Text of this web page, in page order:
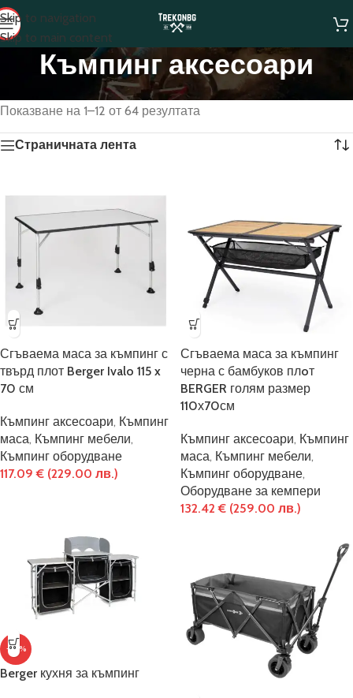
Skip to navigation
Skip to main content
Къмпинг аксесоари
Къмпинг аксесоари
Показване на 1–12 от 64 резултата
Страничната лента
Сгъваема маса за къмпинг с
твърд плот Berger Ivalo 115 x
70 см
Къмпинг аксесоари, Къмпинг
маса, Къмпинг мебели,
Къмпинг оборудване
117.09€ (229.00 лв.)
Сгъваема маса за къмпинг
черна с бамбуков плoт
BERGER голям размер
110х70см
Къмпинг аксесоари, Къмпинг
маса, Къмпинг мебели,
Къмпинг оборудване,
Оборудване за кемпери
132.42€ (259.00 лв.)
-32%
Berger кухня за къмпинг